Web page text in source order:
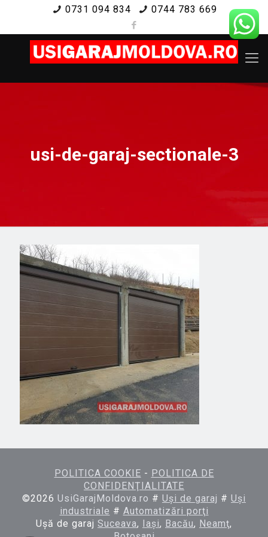
0731 094 834 0744 783 669
usi-de-garaj-sectionale-3
POLITICA COOKIE - POLITICA DE
CONFIDENŢIALITATE
©2026 UsiGarajMoldova.ro # Uşi de garaj # Uşi
industriale # Automatizări porţi
Uşă de garaj Suceava, Iaşi, Bacău, Neamţ,